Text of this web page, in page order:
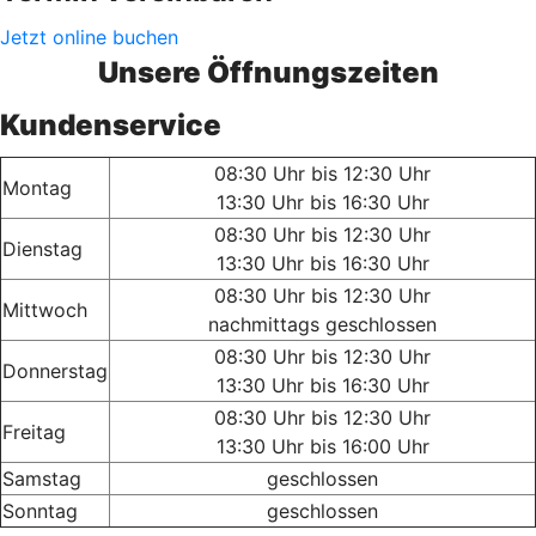
Jetzt online buchen
Unsere Öffnungszeiten
Kundenservice
Montag
08:30 Uhr bis 12:30 Uhr
13:30 Uhr bis 16:30 Uhr
Dienstag
08:30 Uhr bis 12:30 Uhr
13:30 Uhr bis 16:30 Uhr
Mittwoch
08:30 Uhr bis 12:30 Uhr
nachmittags geschlossen
Donnerstag
08:30 Uhr bis 12:30 Uhr
13:30 Uhr bis 16:30 Uhr
Freitag
08:30 Uhr bis 12:30 Uhr
13:30 Uhr bis 16:00 Uhr
Samstag
geschlossen
Sonntag
geschlossen